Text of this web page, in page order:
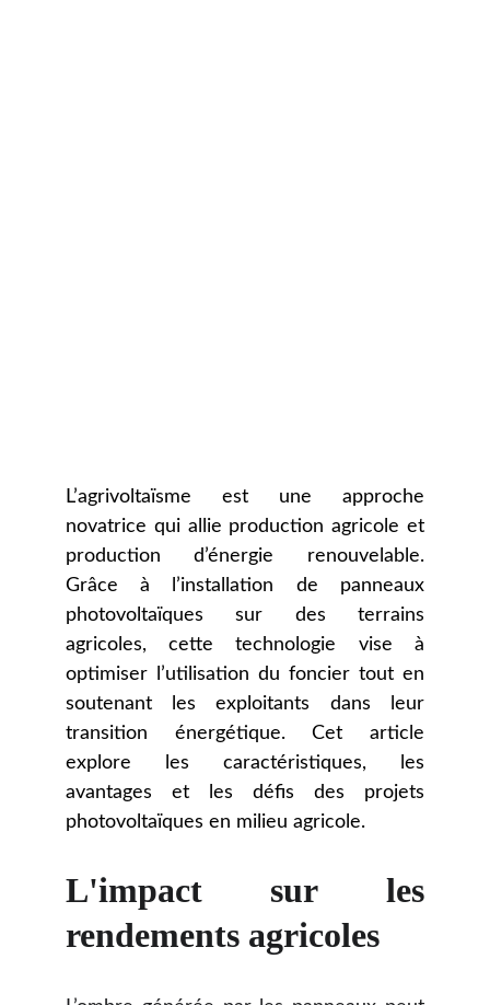
L’agrivoltaïsme est une approche
novatrice qui allie production agricole et
production d’énergie renouvelable.
Grâce à l’installation de panneaux
photovoltaïques sur des terrains
agricoles, cette technologie vise à
optimiser l’utilisation du foncier tout en
soutenant les exploitants dans leur
transition énergétique. Cet article
explore les caractéristiques, les
avantages et les défis des projets
photovoltaïques en milieu agricole.
L'impact sur les
rendements agricoles